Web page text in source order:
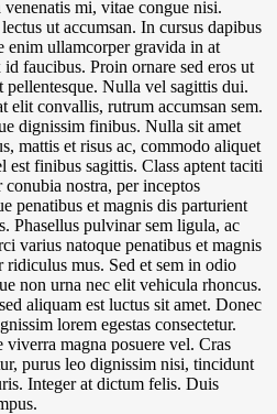
mi, vitae congue nisi.
ut accumsan. In cursus dapibus
enim ullamcorper gravida in at
faucibus. Proin ornare sed eros ut
pellentesque. Nulla vel sagittis dui.
elit convallis, rutrum accumsan sem.
dignissim finibus. Nulla sit amet
mattis et risus ac, commodo aliquet
est finibus sagittis. Class aptent taciti
nostra, per inceptos
penatibus et magnis dis parturient
Phasellus pulvinar sem ligula, ac
varius natoque penatibus et magnis
ridiculus mus. Sed et sem in odio
non urna nec elit vehicula rhoncus.
aliquam est luctus sit amet. Donec
lorem egestas consectetur.
magna posuere vel. Cras
purus leo dignissim nisi, tincidunt
Integer at dictum felis. Duis